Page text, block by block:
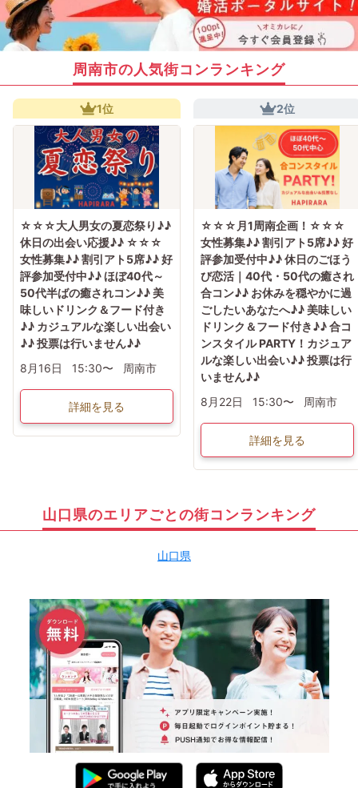
周南市の人気街コンランキング
1位
☆☆☆大人男女の夏恋祭り♪♪
休日の出会い応援♪♪ ☆☆☆
女性募集♪♪ 割引アト5席♪♪ 好
評参加受付中♪♪ ほぼ40代～
50代半ばの癒されコン♪♪ 美
味しいドリンク＆フード付き
♪♪ カジュアルな楽しい出会い
♪♪ 投票は行いません♪♪
8月16日
15:30〜 周南市
詳細を見る
2位
☆☆☆月1周南企画！☆☆☆
女性募集♪♪ 割引アト5席♪♪ 好
評参加受付中♪♪ 休日のごほう
び恋活｜40代・50代の癒され
合コン♪♪ お休みを穏やかに過
ごしたいあなたへ♪♪ 美味しい
ドリンク＆フード付き♪♪ 合コ
ンスタイル PARTY！カジュア
ルな楽しい出会い♪♪ 投票は行
いません♪♪
8月22日
15:30〜 周南市
詳細を見る
山口県のエリアごとの街コンランキング
山口県